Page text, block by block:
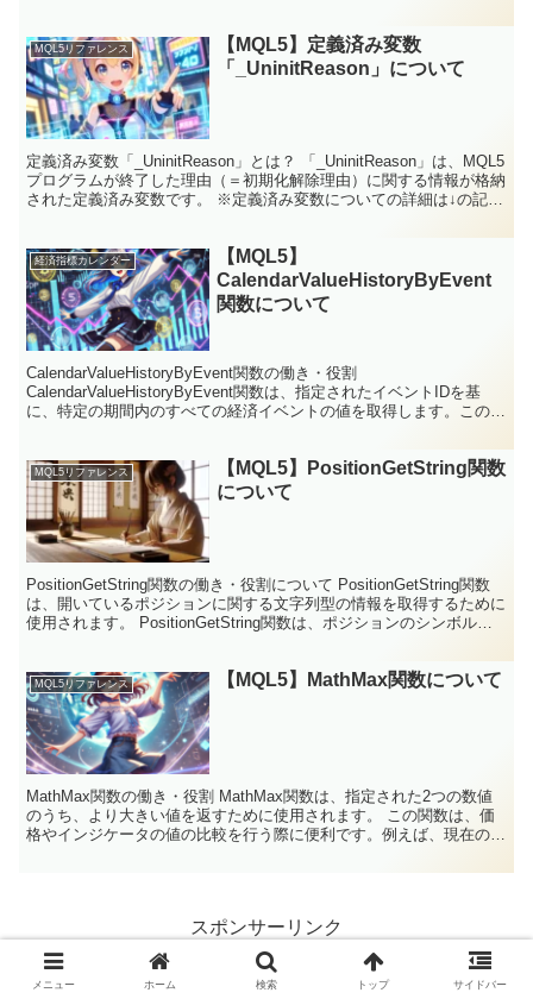
MQL5リファレンス
【MQL5】定義済み変数
「_UninitReason」について
定義済み変数「_UninitReason」とは？ 「_UninitReason」は、MQL5
プログラムが終了した理由（＝初期化解除理由）に関する情報が格納
された定義済み変数です。 ※定義済み変数についての詳細は↓の記事
経済指標カレンダー
【MQL5】
CalendarValueHistoryByEvent
関数について
CalendarValueHistoryByEvent関数の働き・役割
CalendarValueHistoryByEvent関数は、指定されたイベントIDを基
に、特定の期間内のすべての経済イベントの値を取得します。この関
MQL5リファレンス
【MQL5】PositionGetString関数
について
PositionGetString関数の働き・役割について PositionGetString関数
は、開いているポジションに関する文字列型の情報を取得するために
使用されます。 PositionGetString関数は、ポジションのシンボル
MQL5リファレンス 【MQL5】MathMax関数について
MathMax関数の働き・役割 MathMax関数は、指定された2つの数値
のうち、より大きい値を返すために使用されます。 この関数は、価
格やインジケータの値の比較を行う際に便利です。例えば、現在の価
スポンサーリンク
メニュー ホーム 検索 トップ サイドバー